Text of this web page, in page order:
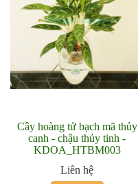
Cây hoàng tử bạch mã thủy
canh - chậu thủy tinh -
KDOA_HTBM003
Liên hệ